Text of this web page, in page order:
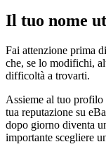
Il tuo nome
Fai attenzione prima
che, se lo modifichi,
difficoltà a trovarti.
Assieme al tuo profilo
tua reputazione su
dopo giorno diventa
importante scegliere